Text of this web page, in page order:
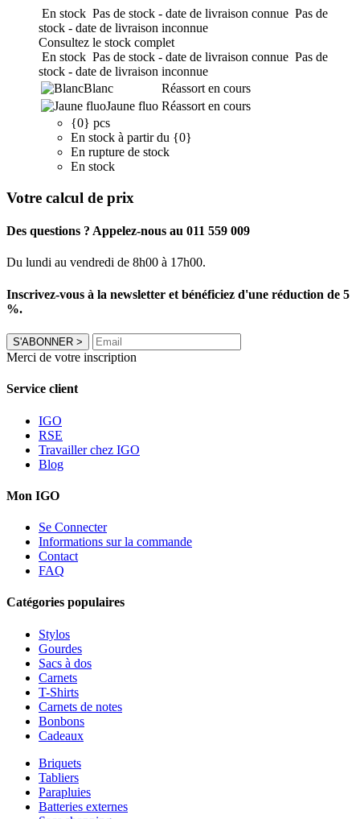
En stock Pas de stock - date de livraison connue Pas de
stock - date de livraison inconnue
Consultez le stock complet
En stock Pas de stock - date de livraison connue Pas de
stock - date de livraison inconnue
Blanc
Réassort en cours
Jaune fluo Réassort en cours
{0} pcs
En stock à partir du {0}
En rupture de stock
En stock
Votre calcul de prix
Des questions ? Appelez-nous au 011 559 009
Du lundi au vendredi de 8h00 à 17h00.
Inscrivez-vous à la newsletter et bénéficiez d'une réduction de 5
%.
S'ABONNER >
Merci de votre inscription
Service client
IGO
RSE
Travailler chez IGO
Blog
Mon IGO
Se Connecter
Informations sur la commande
Contact
FAQ
Catégories populaires
Stylos
Gourdes
Sacs à dos
Carnets
T-Shirts
Carnets de notes
Bonbons
Cadeaux
Briquets
Tabliers
Parapluies
Batteries externes